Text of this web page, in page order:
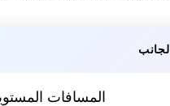
الجانب
المسافات المستوية